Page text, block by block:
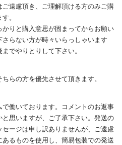
遠慮頂き、ご理解頂ける方のみご購
。
りと購入意思が固まってからお願い
らない方が時々いらっしゃいます
でやりとりして下さい。
らの方を優先させて頂きます。
働いております。コメントのお返事
思いますが、ご了承下さい。発送の
ージは申し訳ありませんが、ご遠慮
るものを使用し、簡易包装での発送